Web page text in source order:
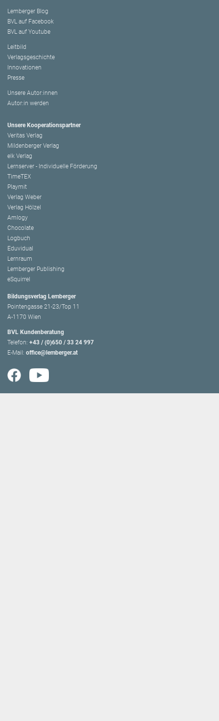
Lemberger Blog
BVL auf Facebook
BVL auf Youtube
Leitbild
Verlagsgeschichte
Innovationen
Presse
Unsere Autor:innen
Autor:in werden
Unsere Kooperationspartner
Veritas Verlag
Mildenberger Verlag
elk Verlag
Lernserver - Individuelle Förderung
TimeTEX
Playmit
Verlag Weber
Verlag Hölzel
Amlogy
Chocolate
Logbuch
Eduvidual
Lernraum
Lemberger Publishing
eSquirrel
Bildungsverlag Lemberger
Pointengasse 21-23/Top 11
A-1170 Wien
BVL Kundenberatung
Telefon: +43 / (0)650 / 33 24 997
E-Mail: office@lemberger.at